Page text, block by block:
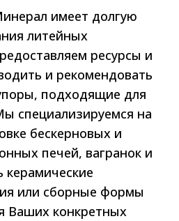
имеет долгую
литейных
ресурсы и
и рекомендовать
подходящие для
специализируемся на
бескерновых и
печей, вагранок и
керамические
или сборные формы
Ваших конкретных